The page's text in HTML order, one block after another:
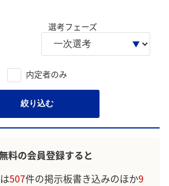
選考フェーズ
内定者のみ
絞り込む
料の会員登録すると
507件の掲示板書き込みのほか9